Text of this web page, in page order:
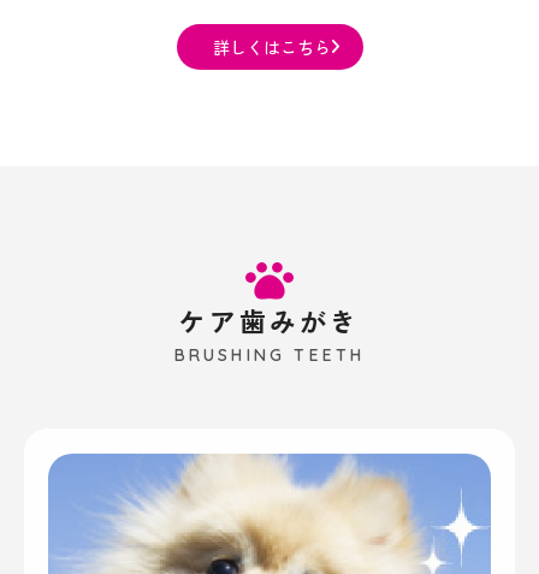
詳しくはこちら​​​​​​​
ケア歯みがき
BRUSHING TEETH